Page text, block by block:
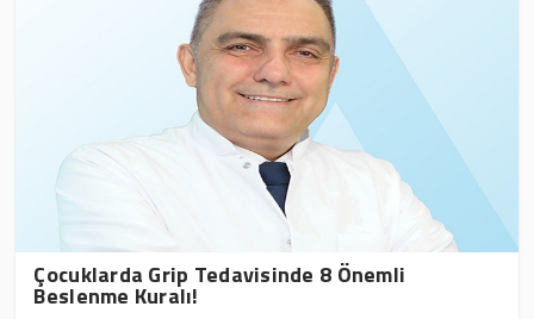
Çocuklarda Grip Tedavisinde 8 Önemli
Beslenme Kuralı!